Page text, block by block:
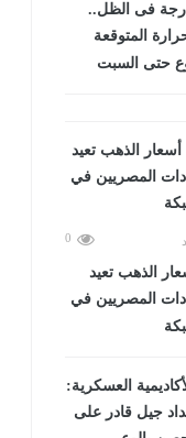
40 درجة فى الظل..
المتوقعة
حتى السبت
0
الذهب تعيد
المصريين في